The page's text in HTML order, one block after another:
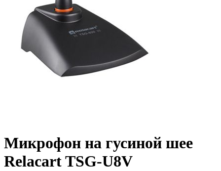
Микрофон на гусиной шее
Relacart TSG-U8V